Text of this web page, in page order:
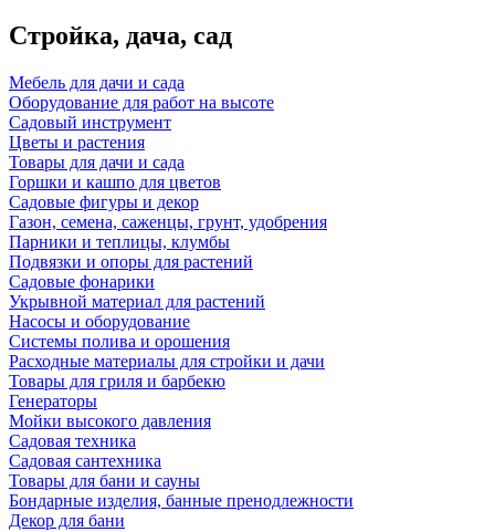
Стройка, дача, сад
Мебель для дачи и сада
Оборудование для работ на высоте
Садовый инструмент
Цветы и растения
Товары для дачи и сада
Горшки и кашпо для цветов
Садовые фигуры и декор
Газон, семена, саженцы, грунт, удобрения
Парники и теплицы, клумбы
Подвязки и опоры для растений
Садовые фонарики
Укрывной материал для растений
Насосы и оборудование
Системы полива и орошения
Расходные материалы для стройки и дачи
Товары для гриля и барбекю
Генераторы
Мойки высокого давления
Садовая техника
Садовая сантехника
Товары для бани и сауны
Бондарные изделия, банные пренодлежности
Декор для бани